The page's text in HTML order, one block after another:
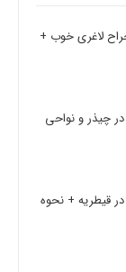
ویژگی یک جراح لاغری خوب +
چیذر و نواحی
قیطریه + نحوه